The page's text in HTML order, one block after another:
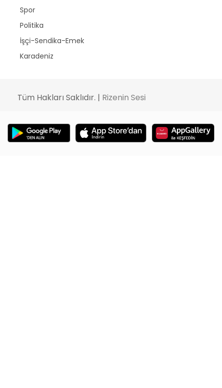
Spor
Politika
İşçi-Sendika-Emek
Karadeniz
Tüm Hakları Saklıdır. | Rizenin Sesi